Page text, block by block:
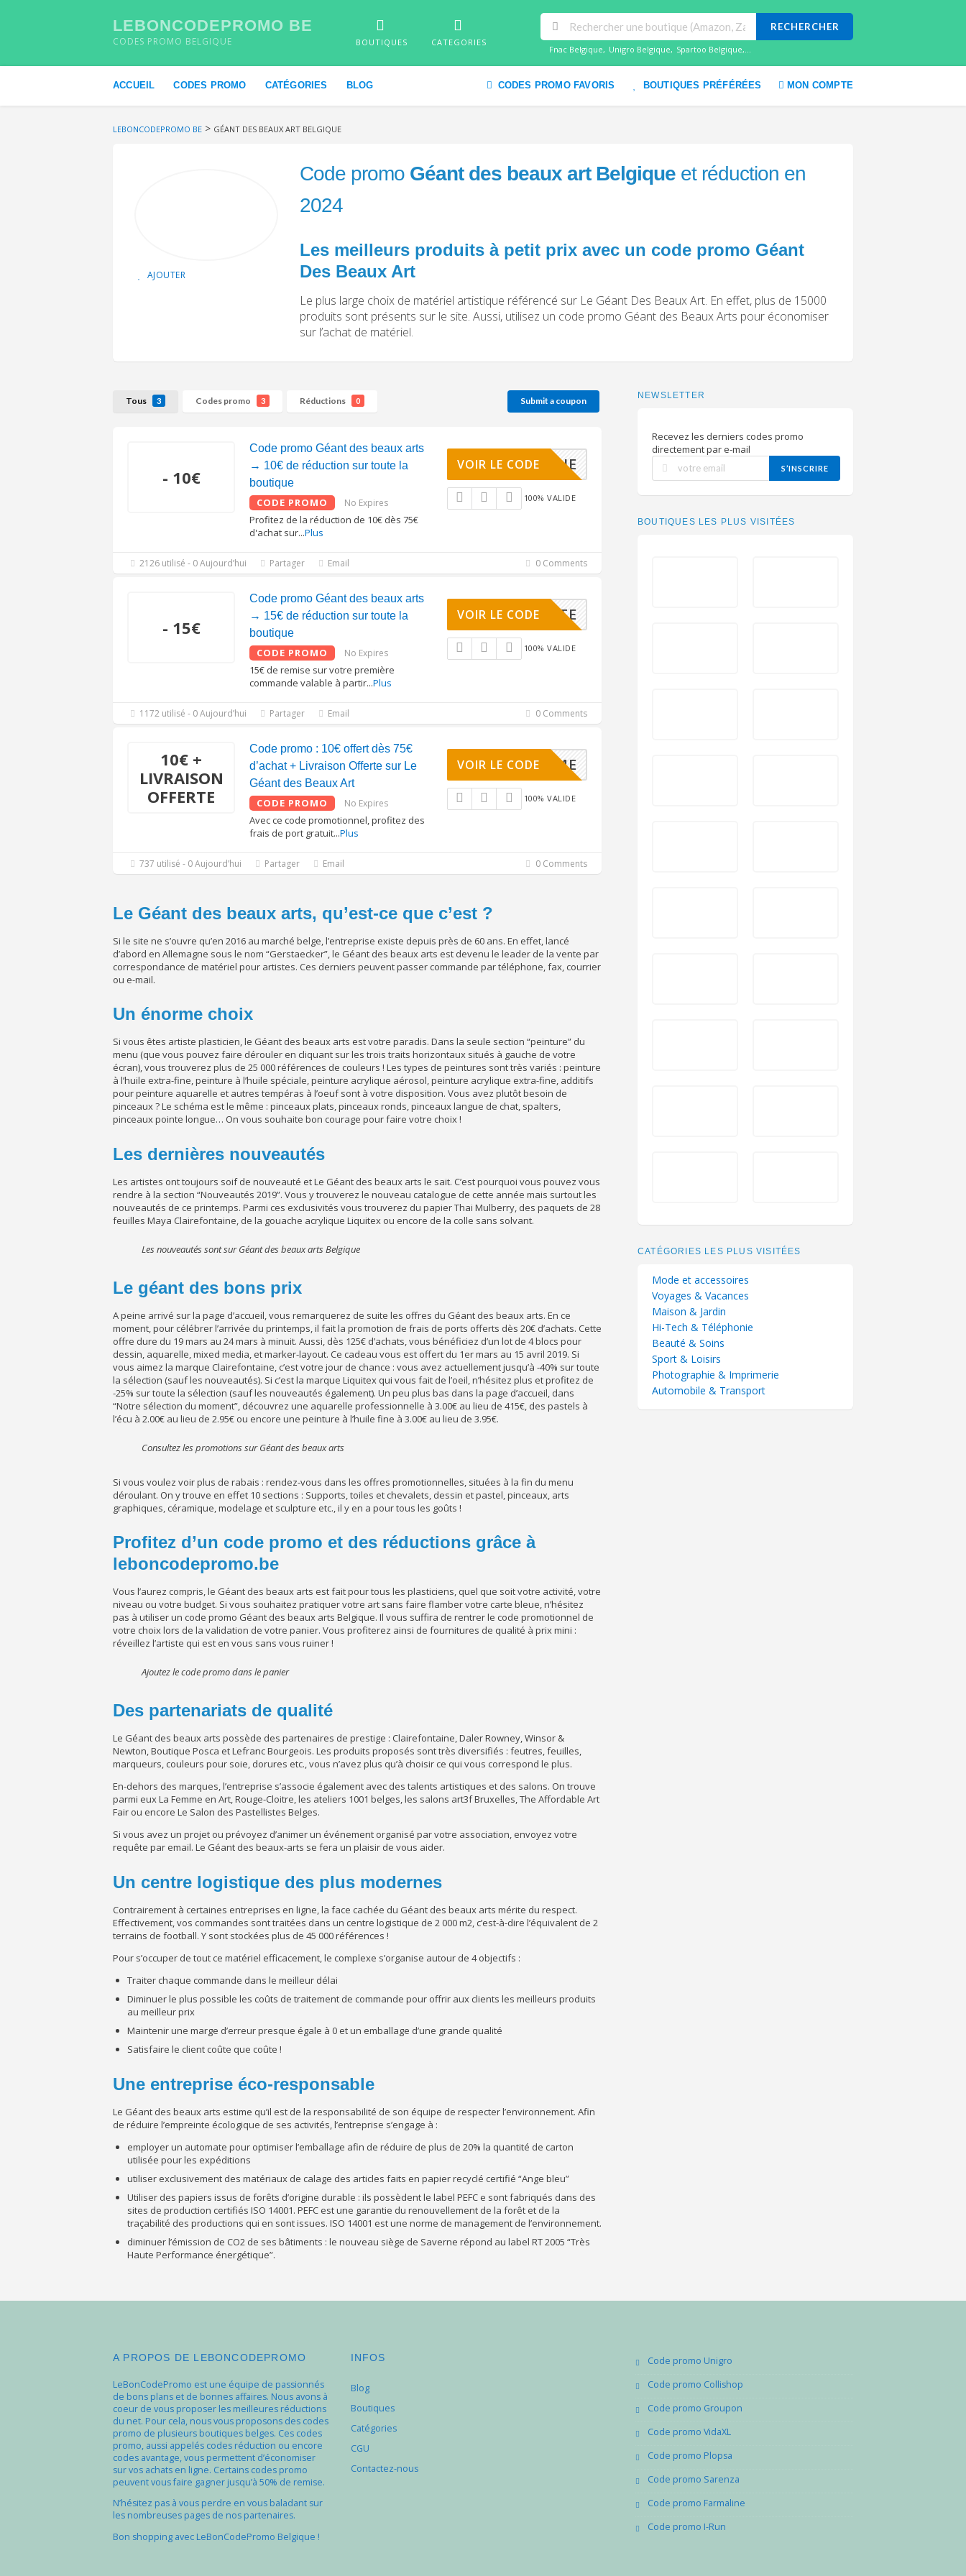
LEBONCODEPROMO BE
CODES PROMO BELGIQUE BOUTIQUES CATEGORIES
RECHERCHER
Fnac Belgique, Unigro Belgique, Spartoo Belgique,...
ACCUEIL CODES PROMO CATÉGORIES BLOG CODES PROMO FAVORIS BOUTIQUES PRÉFÉRÉES MON COMPTE
LEBONCODEPROMO BE > GÉANT DES BEAUX ART BELGIQUE
AJOUTER
Code promo Géant des beaux art Belgique et réduction en
2024
Les meilleurs produits à petit prix avec un code promo Géant
Des Beaux Art
Le plus large choix de matériel artistique référencé sur Le Géant Des Beaux Art. En effet, plus de 15000
produits sont présents sur le site. Aussi, utilisez un code promo Géant des Beaux Arts pour économiser
sur l’achat de matériel.
Tous 3 Codes promo 3 Réductions 0 Submit a coupon
- 10€
Code promo Géant des beaux arts
→ 10€ de réduction sur toute la
boutique
CODE PROMO No Expires
Profitez de la réduction de 10€ dès 75€
d'achat sur...Plus
IENVENUE
VOIR LE CODE
100% VALIDE
2126 utilisé - 0 Aujourd’hui Partager Email 0 Comments
- 15€
Code promo Géant des beaux arts
→ 15€ de réduction sur toute la
boutique
CODE PROMO No Expires
15€ de remise sur votre première
commande valable à partir...Plus
COUVERTE
VOIR LE CODE
100% VALIDE
1172 utilisé - 0 Aujourd’hui Partager Email 0 Comments
10€ +
LIVRAISON
OFFERTE
Code promo : 10€ offert dès 75€
d’achat + Livraison Offerte sur Le
Géant des Beaux Art
CODE PROMO No Expires
Avec ce code promotionnel, profitez des
frais de port gratuit...Plus
WELCOME
VOIR LE CODE
100% VALIDE
737 utilisé - 0 Aujourd’hui Partager Email 0 Comments
Le Géant des beaux arts, qu’est-ce que c’est ?
Si le site ne s’ouvre qu’en 2016 au marché belge, l’entreprise existe depuis près de 60 ans. En effet, lancé
d’abord en Allemagne sous le nom “Gerstaecker”, le Géant des beaux arts est devenu le leader de la vente par
correspondance de matériel pour artistes. Ces derniers peuvent passer commande par téléphone, fax, courrier
ou e-mail.
Un énorme choix
Si vous êtes artiste plasticien, le Géant des beaux arts est votre paradis. Dans la seule section “peinture” du
menu (que vous pouvez faire dérouler en cliquant sur les trois traits horizontaux situés à gauche de votre
écran), vous trouverez plus de 25 000 références de couleurs ! Les types de peintures sont très variés : peinture
à l’huile extra-fine, peinture à l’huile spéciale, peinture acrylique aérosol, peinture acrylique extra-fine, additifs
pour peinture aquarelle et autres tempéras à l’oeuf sont à votre disposition. Vous avez plutôt besoin de
pinceaux ? Le schéma est le même : pinceaux plats, pinceaux ronds, pinceaux langue de chat, spalters,
pinceaux pointe longue… On vous souhaite bon courage pour faire votre choix !
Les dernières nouveautés
Les artistes ont toujours soif de nouveauté et Le Géant des beaux arts le sait. C’est pourquoi vous pouvez vous
rendre à la section “Nouveautés 2019”. Vous y trouverez le nouveau catalogue de cette année mais surtout les
nouveautés de ce printemps. Parmi ces exclusivités vous trouverez du papier Thai Mulberry, des paquets de 28
feuilles Maya Clairefontaine, de la gouache acrylique Liquitex ou encore de la colle sans solvant.
Les nouveautés sont sur Géant des beaux arts Belgique
Le géant des bons prix
A peine arrivé sur la page d’accueil, vous remarquerez de suite les offres du Géant des beaux arts. En ce
moment, pour célébrer l’arrivée du printemps, il fait la promotion de frais de ports offerts dès 20€ d’achats. Cette
offre dure du 19 mars au 24 mars à minuit. Aussi, dès 125€ d’achats, vous bénéficiez d’un lot de 4 blocs pour
dessin, aquarelle, mixed media, et marker-layout. Ce cadeau vous est offert du 1er mars au 15 avril 2019. Si
vous aimez la marque Clairefontaine, c’est votre jour de chance : vous avez actuellement jusqu’à -40% sur toute
la sélection (sauf les nouveautés). Si c’est la marque Liquitex qui vous fait de l’oeil, n’hésitez plus et profitez de
-25% sur toute la sélection (sauf les nouveautés également). Un peu plus bas dans la page d’accueil, dans
“Notre sélection du moment”, découvrez une aquarelle professionnelle à 3.00€ au lieu de 415€, des pastels à
l’écu à 2.00€ au lieu de 2.95€ ou encore une peinture à l’huile fine à 3.00€ au lieu de 3.95€.
Consultez les promotions sur Géant des beaux arts
Si vous voulez voir plus de rabais : rendez-vous dans les offres promotionnelles, situées à la fin du menu
déroulant. On y trouve en effet 10 sections : Supports, toiles et chevalets, dessin et pastel, pinceaux, arts
graphiques, céramique, modelage et sculpture etc., il y en a pour tous les goûts !
Profitez d’un code promo et des réductions grâce à
leboncodepromo.be
Vous l’aurez compris, le Géant des beaux arts est fait pour tous les plasticiens, quel que soit votre activité, votre
niveau ou votre budget. Si vous souhaitez pratiquer votre art sans faire flamber votre carte bleue, n’hésitez
pas à utiliser un code promo Géant des beaux arts Belgique. Il vous suffira de rentrer le code promotionnel de
votre choix lors de la validation de votre panier. Vous profiterez ainsi de fournitures de qualité à prix mini :
réveillez l’artiste qui est en vous sans vous ruiner !
Ajoutez le code promo dans le panier
Des partenariats de qualité
Le Géant des beaux arts possède des partenaires de prestige : Clairefontaine, Daler Rowney, Winsor &
Newton, Boutique Posca et Lefranc Bourgeois. Les produits proposés sont très diversifiés : feutres, feuilles,
marqueurs, couleurs pour soie, dorures etc., vous n’avez plus qu’à choisir ce qui vous correspond le plus.
En-dehors des marques, l’entreprise s’associe également avec des talents artistiques et des salons. On trouve
parmi eux La Femme en Art, Rouge-Cloitre, les ateliers 1001 belges, les salons art3f Bruxelles, The Affordable Art
Fair ou encore Le Salon des Pastellistes Belges.
Si vous avez un projet ou prévoyez d’animer un événement organisé par votre association, envoyez votre
requête par email. Le Géant des beaux-arts se fera un plaisir de vous aider.
Un centre logistique des plus modernes
Contrairement à certaines entreprises en ligne, la face cachée du Géant des beaux arts mérite du respect.
Effectivement, vos commandes sont traitées dans un centre logistique de 2 000 m2, c’est-à-dire l’équivalent de 2
terrains de football. Y sont stockées plus de 45 000 références !
Pour s’occuper de tout ce matériel efficacement, le complexe s’organise autour de 4 objectifs :
Traiter chaque commande dans le meilleur délai
Diminuer le plus possible les coûts de traitement de commande pour offrir aux clients les meilleurs produits
au meilleur prix
Maintenir une marge d’erreur presque égale à 0 et un emballage d’une grande qualité
Satisfaire le client coûte que coûte !
Une entreprise éco-responsable
Le Géant des beaux arts estime qu’il est de la responsabilité de son équipe de respecter l’environnement. Afin
de réduire l’empreinte écologique de ses activités, l’entreprise s’engage à :
employer un automate pour optimiser l’emballage afin de réduire de plus de 20% la quantité de carton
utilisée pour les expéditions
utiliser exclusivement des matériaux de calage des articles faits en papier recyclé certifié “Ange bleu”
Utiliser des papiers issus de forêts d’origine durable : ils possèdent le label PEFC e sont fabriqués dans des
sites de production certifiés ISO 14001. PEFC est une garantie du renouvellement de la forêt et de la
traçabilité des productions qui en sont issues. ISO 14001 est une norme de management de l’environnement.
diminuer l’émission de CO2 de ses bâtiments : le nouveau siège de Saverne répond au label RT 2005 “Très
Haute Performance énergétique”.
NEWSLETTER
Recevez les derniers codes promo
directement par e-mail
S’INSCRIRE
BOUTIQUES LES PLUS VISITÉES
CATÉGORIES LES PLUS VISITÉES
Mode et accessoires
Voyages & Vacances
Maison & Jardin
Hi-Tech & Téléphonie
Beauté & Soins
Sport & Loisirs
Photographie & Imprimerie
Automobile & Transport
A PROPOS DE LEBONCODEPROMO
LeBonCodePromo est une équipe de passionnés
de bons plans et de bonnes affaires. Nous avons à
coeur de vous proposer les meilleures réductions
du net. Pour cela, nous vous proposons des codes
promo de plusieurs boutiques belges. Ces codes
promo, aussi appelés codes réduction ou encore
codes avantage, vous permettent d’économiser
sur vos achats en ligne. Certains codes promo
peuvent vous faire gagner jusqu’à 50% de remise.
N’hésitez pas à vous perdre en vous baladant sur
les nombreuses pages de nos partenaires.
Bon shopping avec LeBonCodePromo Belgique !
INFOS
Blog
Boutiques
Catégories
CGU
Contactez-nous
Code promo Unigro
Code promo Collishop
Code promo Groupon
Code promo VidaXL
Code promo Plopsa
Code promo Sarenza
Code promo Farmaline
Code promo I-Run